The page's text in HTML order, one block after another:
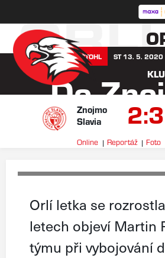
Znojmo
Slavia
2:3
Online Reportáž Foto
RADEK ŠTOHL ST 13. 5. 2020
Do
Orel
Orlí letka se
letech objeví Martin
týmu při vybojování